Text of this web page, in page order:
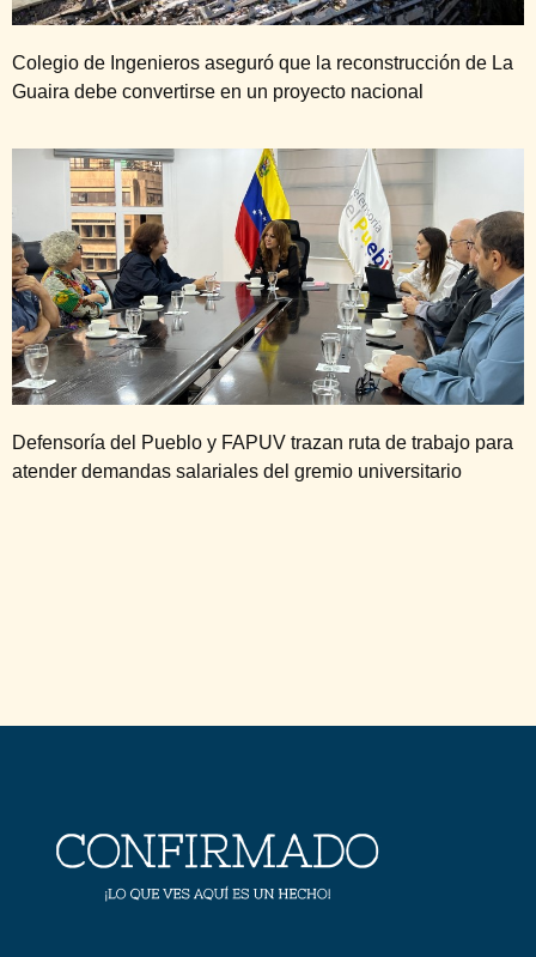
Colegio de Ingenieros aseguró que la reconstrucción de La
Guaira debe convertirse en un proyecto nacional
Defensoría del Pueblo y FAPUV trazan ruta de trabajo para
atender demandas salariales del gremio universitario